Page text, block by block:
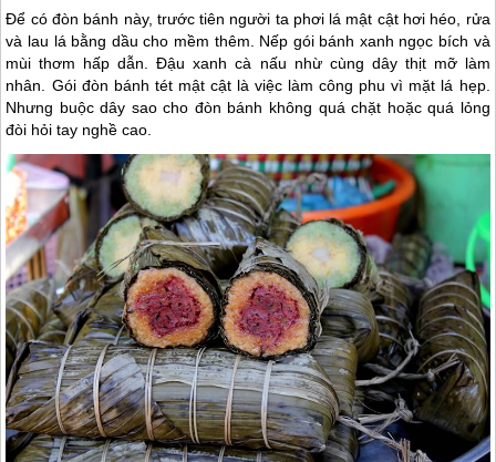
Để có đòn bánh này, trước tiên người ta phơi lá mật cật hơi héo, rửa
và lau lá bằng dầu cho mềm thêm. Nếp gói bánh xanh ngọc bích và
mùi thơm hấp dẫn. Đậu xanh cà nấu nhừ cùng dây thịt mỡ làm
nhân. Gói đòn bánh tét mật cật là việc làm công phu vì mặt lá hẹp.
Nhưng buộc dây sao cho đòn bánh không quá chặt hoặc quá lỏng
đòi hỏi tay nghề cao.